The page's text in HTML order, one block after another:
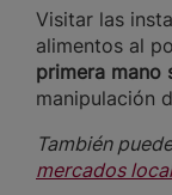
Visitar las
alimentos al
primera mano
manipulación
También
mercados